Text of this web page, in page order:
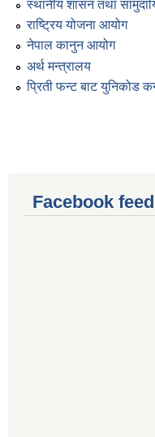
स्थानीय शासन तथा
राष्ट्रिय योजना आयोग
नेपाल कानुन आयोग
अर्थ मन्त्रालय
प्रिती फन्ट बाट युनिकोड
Facebook feed